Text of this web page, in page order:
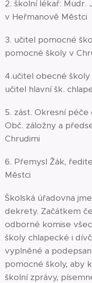
2. školní lékař:
v Heřmanově Městci
3. učitel pomocné
pomocné školy v
4.učitel obecné
učitel hlavní šk.
5. zást. Okresní
Obč. záložny a
Chrudimi
6. Přemysl Žák,
Městci
Školská úřadovna
dekrety. Začátkem
odborné komise
školy chlapecké i
vyplněné a
pomocné školy, aby
školní zprávy,